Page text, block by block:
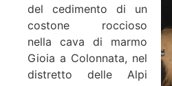
del cedimento di un
costone roccioso
nella cava di marmo
Gioia a Colonnata, nel
distretto delle Alpi